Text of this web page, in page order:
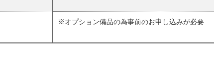
※オプション備品の為事前のお申し込みが必要